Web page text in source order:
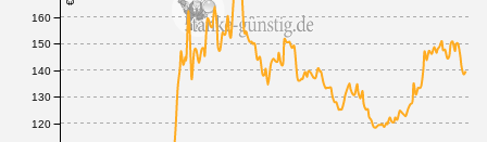
120
130
140
150
160